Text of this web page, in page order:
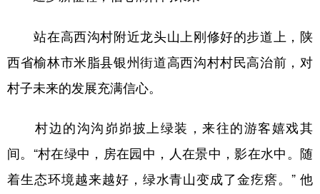
站在高西沟村附近龙头山上刚修好的步道上，陕
西省榆林市米脂县银州街道高西沟村村民高治前，对
村子未来的发展充满信心。
村边的沟沟峁峁披上绿装，来往的游客嬉戏其
间。“村在绿中，房在园中，人在景中，影在水中。随
着生态环境越来越好，绿水青山变成了金疙瘩。” 他